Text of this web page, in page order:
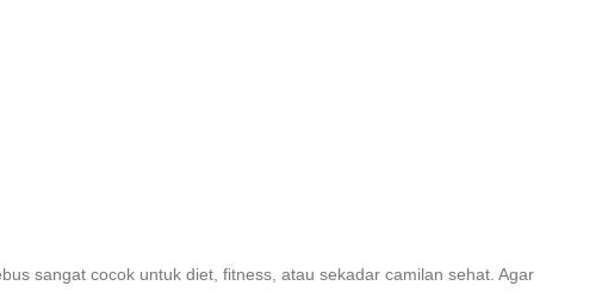
sangat cocok untuk diet, fitness, atau sekadar camilan sehat. Agar